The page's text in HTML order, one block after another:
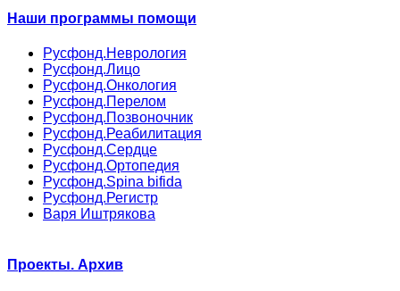
Наши программы помощи
Русфонд.Неврология
Русфонд.Лицо
Русфонд.Онкология
Русфонд.Перелом
Русфонд.Позвоночник
Русфонд.Реабилитация
Русфонд.Сердце
Русфонд.Ортопедия
Русфонд.Spina bifida
Русфонд.Регистр
Варя Иштрякова
Проекты. Архив